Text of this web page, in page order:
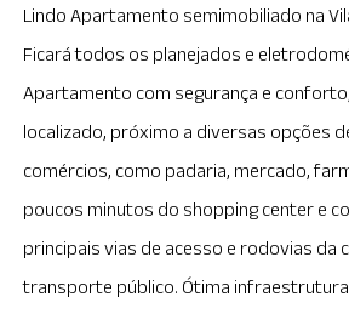
1
Lindo Apartamento semimobiliado na
Ficará todos os planejados e
Apartamento com segurança e
localizado, próximo a diversas opções
comércios, como padaria, mercado,
poucos minutos do shopping center e
principais vias de acesso e rodovias da
transporte público. Ótima